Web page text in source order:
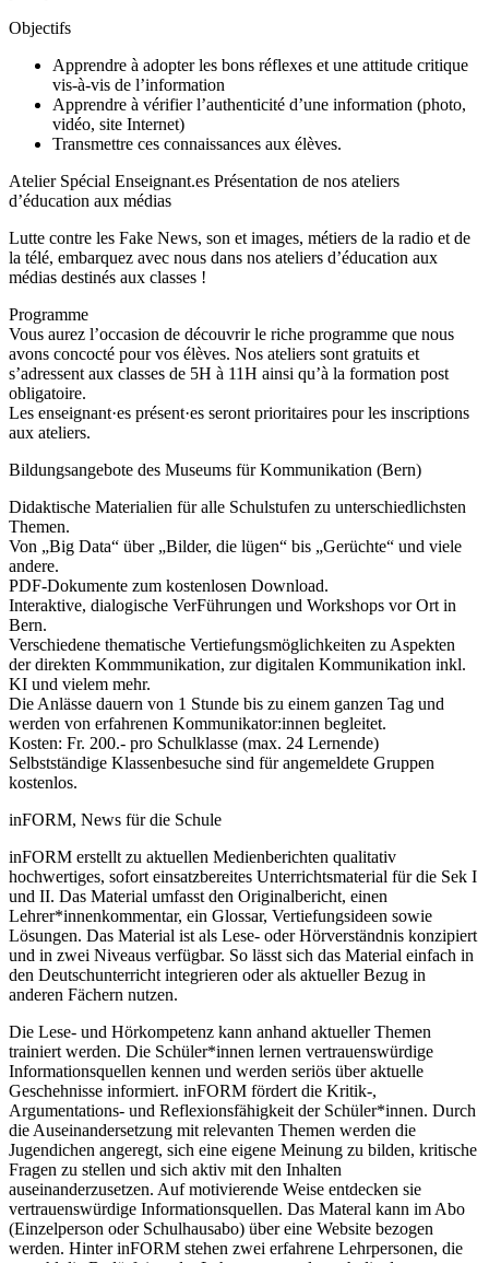
Objectifs
Apprendre à adopter les bons réflexes et une attitude critique
vis-à-vis de l’information
Apprendre à vérifier l’authenticité d’une information (photo,
vidéo, site Internet)
Transmettre ces connaissances aux élèves.
Atelier Spécial Enseignant.es Présentation de nos ateliers
d’éducation aux médias
Lutte contre les Fake News, son et images, métiers de la radio et de
la télé, embarquez avec nous dans nos ateliers d’éducation aux
médias destinés aux classes !
Programme
Vous aurez l’occasion de découvrir le riche programme que nous
avons concocté pour vos élèves. Nos ateliers sont gratuits et
s’adressent aux classes de 5H à 11H ainsi qu’à la formation post
obligatoire.
Les enseignant·es présent·es seront prioritaires pour les inscriptions
aux ateliers.
Bildungsangebote des Museums für Kommunikation (Bern)
Didaktische Materialien für alle Schulstufen zu unterschiedlichsten
Themen.
Von „Big Data“ über „Bilder, die lügen“ bis „Gerüchte“ und viele
andere.
PDF-Dokumente zum kostenlosen Download.
Interaktive, dialogische VerFührungen und Workshops vor Ort in
Bern.
Verschiedene thematische Vertiefungsmöglichkeiten zu Aspekten
der direkten Kommmunikation, zur digitalen Kommunikation inkl.
KI und vielem mehr.
Die Anlässe dauern von 1 Stunde bis zu einem ganzen Tag und
werden von erfahrenen Kommunikator:innen begleitet.
Kosten: Fr. 200.- pro Schulklasse (max. 24 Lernende)
Selbstständige Klassenbesuche sind für angemeldete Gruppen
kostenlos.
inFORM, News für die Schule
inFORM erstellt zu aktuellen Medienberichten qualitativ
hochwertiges, sofort einsatzbereites Unterrichtsmaterial für die Sek I
und II. Das Material umfasst den Originalbericht, einen
Lehrer*innenkommentar, ein Glossar, Vertiefungsideen sowie
Lösungen. Das Material ist als Lese- oder Hörverständnis konzipiert
und in zwei Niveaus verfügbar. So lässt sich das Material einfach in
den Deutschunterricht integrieren oder als aktueller Bezug in
anderen Fächern nutzen.
Die Lese- und Hörkompetenz kann anhand aktueller Themen
trainiert werden. Die Schüler*innen lernen vertrauenswürdige
Informationsquellen kennen und werden seriös über aktuelle
Geschehnisse informiert. inFORM fördert die Kritik-,
Argumentations- und Reflexionsfähigkeit der Schüler*innen. Durch
die Auseinandersetzung mit relevanten Themen werden die
Jugendichen angeregt, sich eine eigene Meinung zu bilden, kritische
Fragen zu stellen und sich aktiv mit den Inhalten
auseinanderzusetzen. Auf motivierende Weise entdecken sie
vertrauenswürdige Informationsquellen. Das Materal kann im Abo
(Einzelperson oder Schulhausabo) über eine Website bezogen
werden. Hinter inFORM stehen zwei erfahrene Lehrpersonen, die